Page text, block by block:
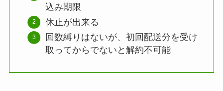
込み期限
休止が出来る
回数縛りはないが、初回配送分を受け
取ってからでないと解約不可能